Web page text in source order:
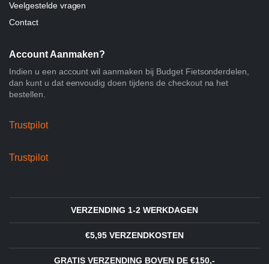
Veelgestelde vragen
Contact
Account Aanmaken?
Indien u een account wil aanmaken bij Budget Fietsonderdelen,
dan kunt u dat eenvoudig doen tijdens de checkout na het
bestellen.
Trustpilot
Trustpilot
VERZENDING 1-2 WERKDAGEN
€5,95 VERZENDKOSTEN
GRATIS VERZENDING BOVEN DE €150,-